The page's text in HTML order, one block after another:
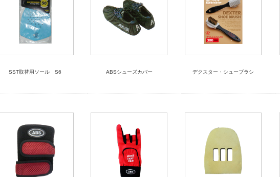
SST取替用ソール S6 ABSシューズカバー デクスター・シューブラシ